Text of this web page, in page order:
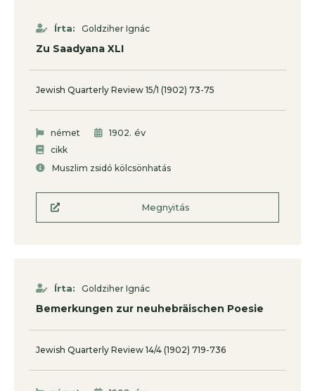
Írta: Goldziher Ignác
Zu Saadyana XLI
Jewish Quarterly Review 15/1 (1902) 73-75
német 1902. év
cikk
Muszlim zsidó kölcsönhatás
Megnyitás
Írta: Goldziher Ignác
Bemerkungen zur neuhebräischen Poesie
Jewish Quarterly Review 14/4 (1902) 719-736